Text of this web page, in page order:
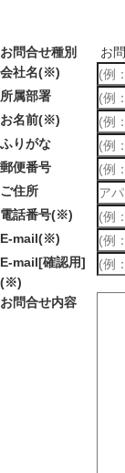
お問合せ種別 お
会社名(※)
所属部署
お名前(※)
ふりがな
郵便番号
ご住所
電話番号(※)
E-mail(※)
E-mail[確認用]
(※)
お問合せ内容